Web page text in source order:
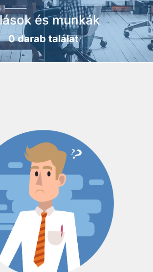
és munkák
0 darab találat